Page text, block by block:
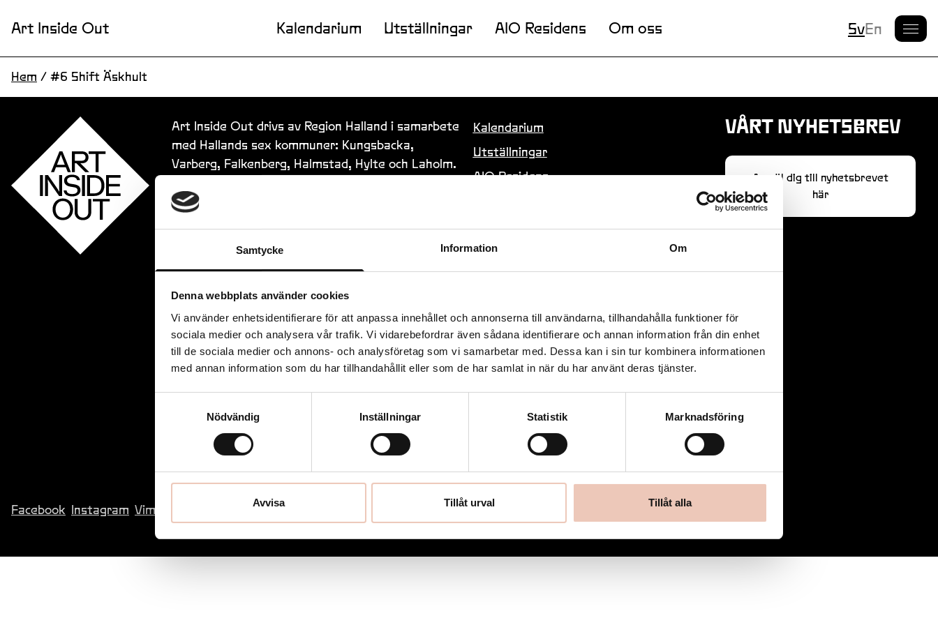
Samtycke Information Om
Denna webbplats använder cookies
Vi använder enhetsidentifierare för att anpassa innehållet och annonserna till användarna, tillhandahålla funktioner för
sociala medier och analysera vår trafik. Vi vidarebefordrar även sådana identifierare och annan information från din enhet
till de sociala medier och annons- och analysföretag som vi samarbetar med. Dessa kan i sin tur kombinera informationen
med annan information som du har tillhandahållit eller som de har samlat in när du har använt deras tjänster.
Nödvändig
Inställningar Statistik Marknadsföring
Avvisa Tillåt urval Tillåt alla
Art Inside Out Kalendarium Utställningar AIO Residens Om oss Nuvarande
SvEn
Hem / #6 Shift Äskhult
Art Inside Out drivs av Region Halland i samarbete
med Hallands sex kommuner: Kungsbacka,
Varberg, Falkenberg, Halmstad, Hylte och Laholm.
VÅRT NYHETSBREV
Anmäl dig till nyhetsbrevet
här
Kalendarium
Utställningar
AIO Residens
AIO Journal
Samarbeten & projekt
Nyheter
Utlysningar
Integritet & tillgänglighet
Cookies
Facebook Instagram Vimeo